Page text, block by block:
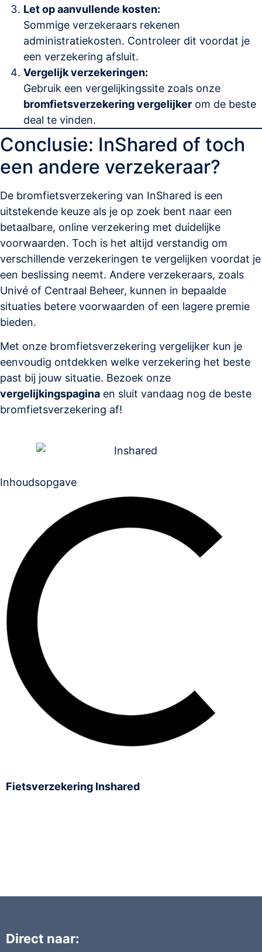
Let op aanvullende kosten:
Sommige verzekeraars rekenen
administratiekosten. Controleer dit voordat je
een verzekering afsluit.
Vergelijk verzekeringen:
Gebruik een vergelijkingssite zoals onze
bromfietsverzekering vergelijker om de beste
deal te vinden.
Conclusie: InShared of toch
een andere verzekeraar?
De bromfietsverzekering van InShared is een
uitstekende keuze als je op zoek bent naar een
betaalbare, online verzekering met duidelijke
voorwaarden. Toch is het altijd verstandig om
verschillende verzekeringen te vergelijken voordat je
een beslissing neemt. Andere verzekeraars, zoals
Univé of Centraal Beheer, kunnen in bepaalde
situaties betere voorwaarden of een lagere premie
bieden.
Met onze bromfietsverzekering vergelijker kun je
eenvoudig ontdekken welke verzekering het beste
past bij jouw situatie. Bezoek onze
vergelijkingspagina en sluit vandaag nog de beste
bromfietsverzekering af!
Inhoudsopgave
Fietsverzekering Inshared
Direct naar: